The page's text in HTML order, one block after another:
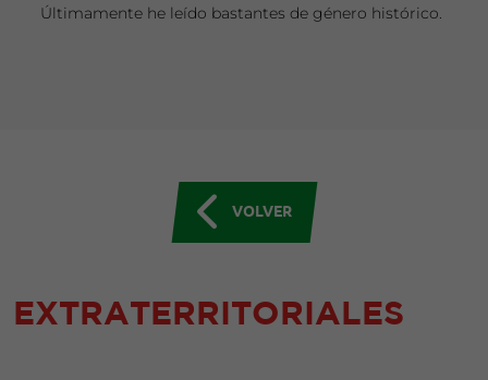
Últimamente he leído bastantes de género histórico.
VOLVER
EXTRATERRITORIALES